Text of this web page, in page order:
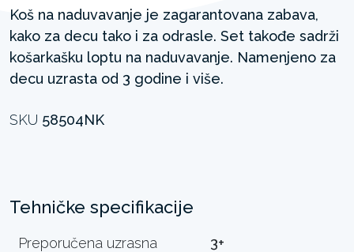
Koš na naduvavanje je zagarantovana zabava,
kako za decu tako i za odrasle. Set takođe sadrži
košarkašku loptu na naduvavanje. Namenjeno za
decu uzrasta od 3 godine i više.
SKU 58504NK
Tehničke specifikacije
Preporučena uzrasna
3+